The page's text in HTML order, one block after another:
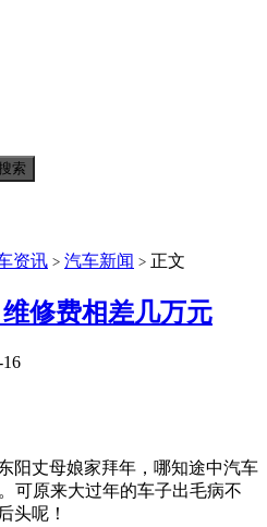
资讯 > 汽车新闻 > 正文
修费相差几万元
阳丈母娘家拜年，哪知途中汽车
可原来大过年的车子出毛病不
头呢！